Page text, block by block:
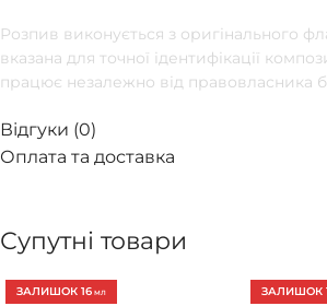
Розпив виконується з оригінального
вказана для точної ідентифікації
працює незалежно від правовласника
Відгуки (0)
Оплата та доставка
Супутні товари
ЗАЛИШОК 16 МЛ ЗАЛИШОК